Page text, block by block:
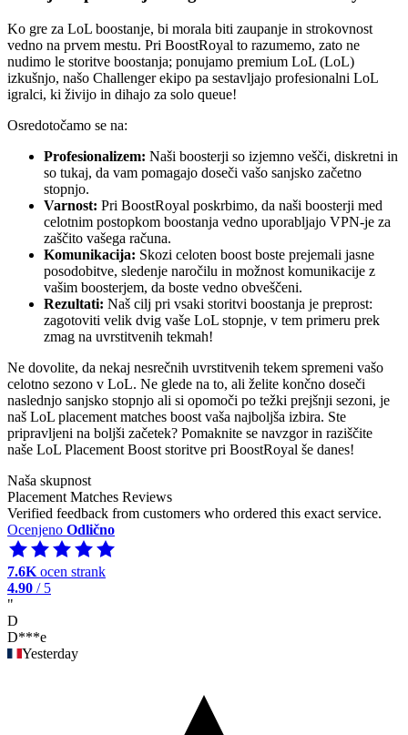
Ko gre za LoL boostanje, bi morala biti zaupanje in strokovnost
vedno na prvem mestu. Pri BoostRoyal to razumemo, zato ne
nudimo le storitve boostanja; ponujamo premium LoL (LoL)
izkušnjo, našo Challenger ekipo pa sestavljajo profesionalni LoL
igralci, ki živijo in dihajo za solo queue!
Osredotočamo se na:
Profesionalizem: Naši boosterji so izjemno vešči, diskretni in
so tukaj, da vam pomagajo doseči vašo sanjsko začetno
stopnjo.
Varnost: Pri BoostRoyal poskrbimo, da naši boosterji med
celotnim postopkom boostanja vedno uporabljajo VPN-je za
zaščito vašega računa.
Komunikacija: Skozi celoten boost boste prejemali jasne
posodobitve, sledenje naročilu in možnost komunikacije z
vašim boosterjem, da boste vedno obveščeni.
Rezultati: Naš cilj pri vsaki storitvi boostanja je preprost:
zagotoviti velik dvig vaše LoL stopnje, v tem primeru prek
zmag na uvrstitvenih tekmah!
Ne dovolite, da nekaj nesrečnih uvrstitvenih tekem spremeni vašo
celotno sezono v LoL. Ne glede na to, ali želite končno doseči
naslednjo sanjsko stopnjo ali si opomoči po težki prejšnji sezoni, je
naš LoL placement matches boost vaša najboljša izbira. Ste
pripravljeni na boljši začetek? Pomaknite se navzgor in raziščite
naše LoL Placement Boost storitve pri BoostRoyal še danes!
Naša skupnost
Placement Matches Reviews
Verified feedback from customers who ordered this exact service.
Ocenjeno Odlično
7.6K ocen strank
4.90 / 5
"
D
D***e
Yesterday